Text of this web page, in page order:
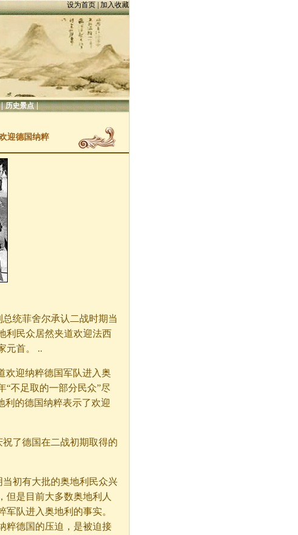
设为首页| 加入收藏
历史景点|
迎德国纳粹
统菲舍尔承认二战时期当
利民众居然夹道欢迎法西
元首。 ..
迎纳粹德国军队进入奥
“不足取的一部分民众”尽
利的德国纳粹表示了欢迎
了德国在二战初期取得的
初有大批的奥地利民众兴
但是目前大多数奥地利人
队进入奥地利的事实。
粹德国的压迫，是被迫接